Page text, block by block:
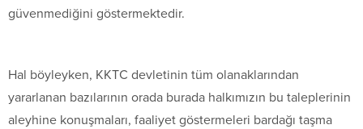
güvenmediğini göstermektedir.
Hal böyleyken, KKTC devletinin tüm olanaklarından
yararlanan bazılarının orada burada halkımızın bu taleplerinin
aleyhine konuşmaları, faaliyet göstermeleri bardağı taşma